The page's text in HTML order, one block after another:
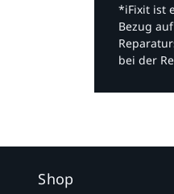
*iFixit ist
Bezug
bei der
Shop